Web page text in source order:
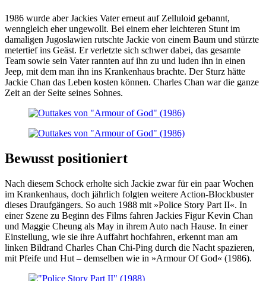
1986 wurde aber Jackies Vater erneut auf Zelluloid gebannt,
wenngleich eher ungewollt. Bei einem eher leichteren Stunt im
damaligen Jugoslawien rutschte Jackie von einem Baum und stürzte
metertief ins Geäst. Er verletzte sich schwer dabei, das gesamte
Team sowie sein Vater rannten auf ihn zu und luden ihn in einen
Jeep, mit dem man ihn ins Krankenhaus brachte. Der Sturz hätte
Jackie Chan das Leben kosten können. Charles Chan war die ganze
Zeit an der Seite seines Sohnes.
Bewusst positioniert
Nach diesem Schock erholte sich Jackie zwar für ein paar Wochen
im Krankenhaus, doch jährlich folgten weitere Action-Blockbuster
dieses Draufgängers. So auch 1988 mit »Police Story Part II«. In
einer Szene zu Beginn des Films fahren Jackies Figur Kevin Chan
und Maggie Cheung als May in ihrem Auto nach Hause. In einer
Einstellung, wie sie ihre Auffahrt hochfahren, erkennt man am
linken Bildrand Charles Chan Chi-Ping durch die Nacht spazieren,
mit Pfeife und Hut – demselben wie in »Armour Of God« (1986).